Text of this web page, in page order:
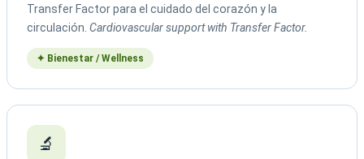
Transfer Factor para el cuidado del corazón y la
circulación. Cardiovascular support with Transfer Factor.
✦ Bienestar / Wellness
🔬